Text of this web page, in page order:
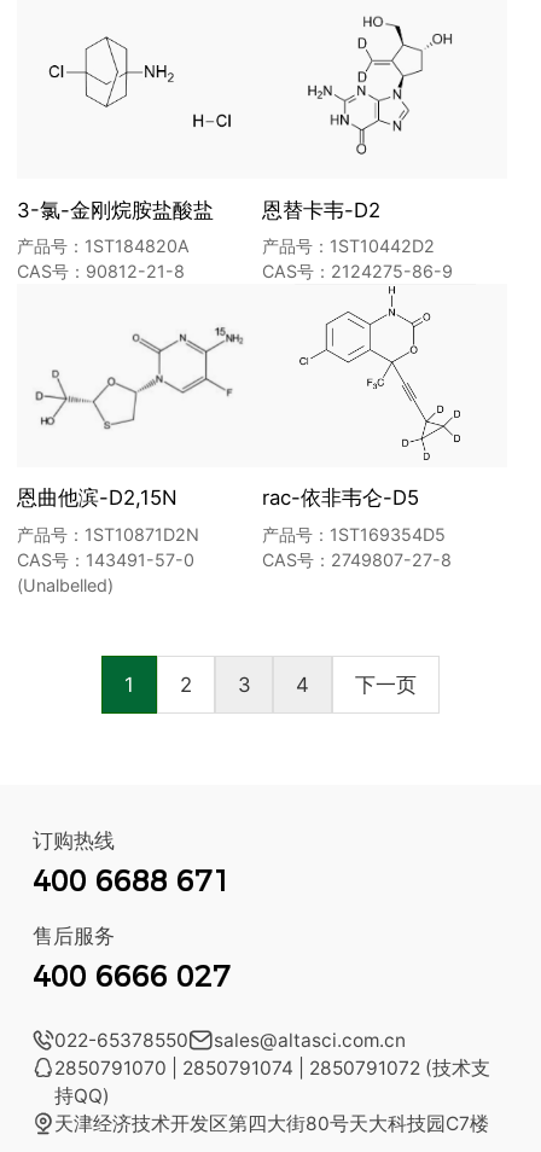
3-氯-金刚烷胺盐酸盐
产品号：1ST184820A
CAS号：90812-21-8
恩替卡韦-D2
产品号：1ST10442D2
CAS号：2124275-86-9
恩曲他滨-D2,15N
产品号：1ST10871D2N
CAS号：143491-57-0
(Unalbelled)
rac-依非韦仑-D5
产品号：1ST169354D5
CAS号：2749807-27-8
1 2 3 4 下一页
订购热线
400 6688 671
售后服务
400 6666 027
022-65378550sales@altasci.com.cn
2850791070 | 2850791074 | 2850791072 (技术支
持QQ)
天津经济技术开发区第四大街80号天大科技园C7楼